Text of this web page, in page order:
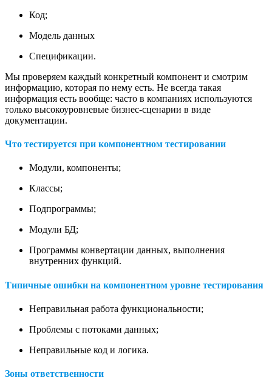
Код;
Модель данных
Спецификации.
Мы проверяем каждый конкретный компонент и смотрим
информацию, которая по нему есть. Не всегда такая
информация есть вообще: часто в компаниях используются
только высокоуровневые бизнес-сценарии в виде
документации.
Что тестируется при компонентном тестировании
Модули, компоненты;
Классы;
Подпрограммы;
Модули БД;
Программы конвертации данных, выполнения
внутренних функций.
Типичные ошибки на компонентном уровне тестирования
Неправильная работа функциональности;
Проблемы с потоками данных;
Неправильные код и логика.
Зоны ответственности